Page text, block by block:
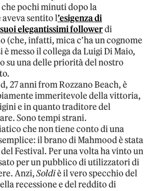
pochi minuti dopo la
sentito l’esigenza di
elegantissimi followerdi
(che, infatti, mica c’ha un cognome
è messo il collega da Luigi Di Maio,
su una delle priorità del nostro
27 anni from Rozzano Beach, è
immeritevole della vittoria,
e in quanto traditore del
Sono tempi strani.
che non tiene conto di una
il brano di Mahmood è stata
Festival. Per una volta ha vinto un
per un pubblico di utilizzatori di
Anzi,Soldiè il vero specchio del
recessione e del reddito di